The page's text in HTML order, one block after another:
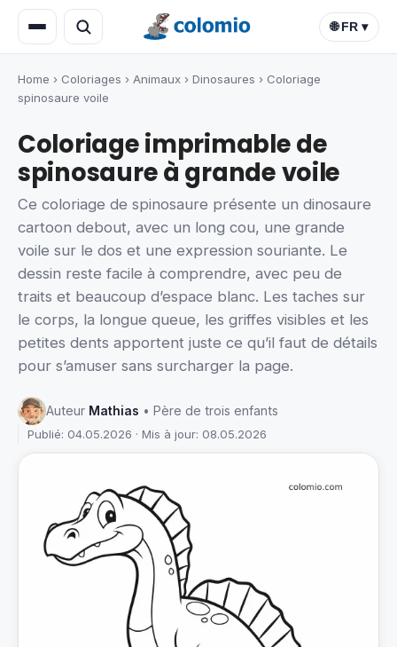
🌐 FR ▾
Home › Coloriages › Animaux › Dinosaures › Coloriage
spinosaure voile
Coloriage imprimable de
spinosaure à grande voile
Ce coloriage de spinosaure présente un dinosaure
cartoon debout, avec un long cou, une grande
voile sur le dos et une expression souriante. Le
dessin reste facile à comprendre, avec peu de
traits et beaucoup d’espace blanc. Les taches sur
le corps, la longue queue, les griffes visibles et les
petites dents apportent juste ce qu’il faut de détails
pour s’amuser sans surcharger la page.
Auteur Mathias • Père de trois enfants
Publié: 04.05.2026 · Mis à jour: 08.05.2026